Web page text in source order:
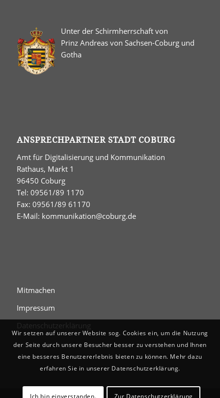
Unter der Schirmherrschaft von
Prinz Andreas von Sachsen-Coburg und
Gotha
ANSPRECHPARTNER STADT COBURG
Amt für Digitalisierung und Kommunikation
Rathaus, Markt 1
96450 Coburg
Tel: 09561/89 1170
Fax: 09561/89 61170
E-Mail: kommunikation@coburg.de
Mitmachen
Impressum
Datenschutzerklärung
Wir setzen auf unserer Website sog. Cookies ein, um die Nutzung
der Seite durch unsere Besucher besser zu verstehen und Ihnen
eine besseres Benutzererlebnis bieten zu können. Mehr dazu
erfahren Sie in unserer Datenschutzerklärung.